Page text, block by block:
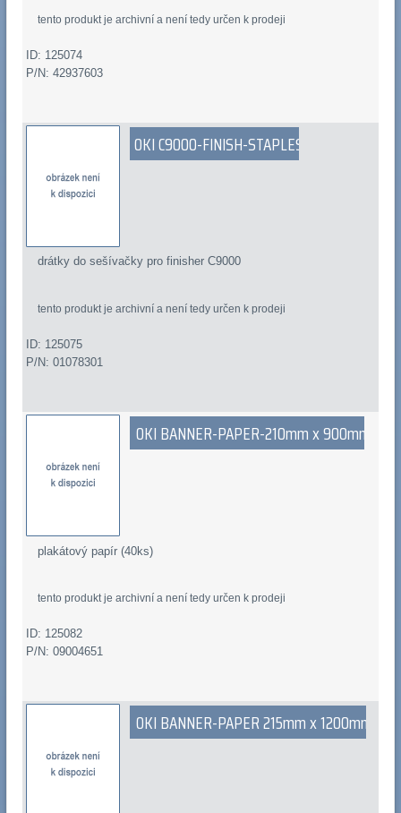
tento produkt je archivní a není tedy určen k prodeji
ID: 125074
P/N: 42937603
OKI C9000-FINISH-STAPLES
drátky do sešívačky pro finisher C9000
tento produkt je archivní a není tedy určen k prodeji
ID: 125075
P/N: 01078301
OKI BANNER-PAPER-210mm x 900mm
plakátový papír (40ks)
tento produkt je archivní a není tedy určen k prodeji
ID: 125082
P/N: 09004651
OKI BANNER-PAPER 215mm x 1200mm